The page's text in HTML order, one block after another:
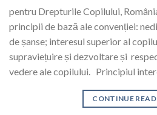
pentru Drepturile Copilului,
principii de bază ale convenției:
de șanse; interesul superior al
supraviețuire și dezvoltare și
vedere ale copilului. Principiul
CONTINUE